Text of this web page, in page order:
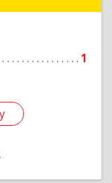
1